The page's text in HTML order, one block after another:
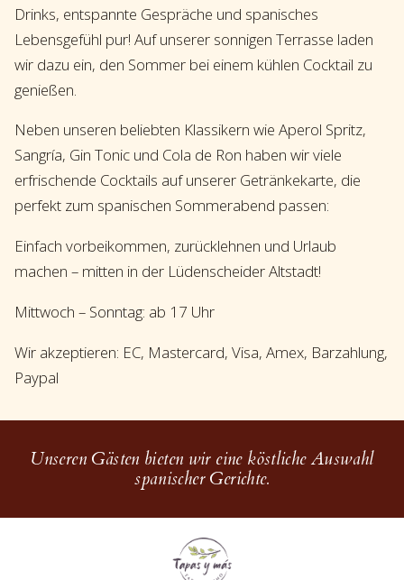
Drinks, entspannte Gespräche und spanisches
Lebensgefühl pur! Auf unserer sonnigen Terrasse laden
wir dazu ein, den Sommer bei einem kühlen Cocktail zu
genießen.
Neben unseren beliebten Klassikern wie Aperol Spritz,
Sangría, Gin Tonic und Cola de Ron haben wir viele
erfrischende Cocktails auf unserer Getränkekarte, die
perfekt zum spanischen Sommerabend passen:
Einfach vorbeikommen, zurücklehnen und Urlaub
machen – mitten in der Lüdenscheider Altstadt!
Mittwoch – Sonntag: ab 17 Uhr
Wir akzeptieren: EC, Mastercard, Visa, Amex, Barzahlung,
Paypal
Unseren Gästen bieten wir eine köstliche Auswahl
spanischer Gerichte.